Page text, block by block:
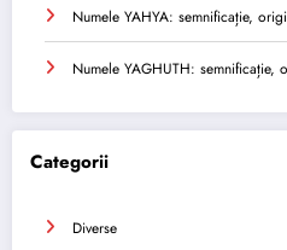
Numele YAHYA: semnificație,
Numele YAGHUTH: semnificație,
Categorii
Diverse